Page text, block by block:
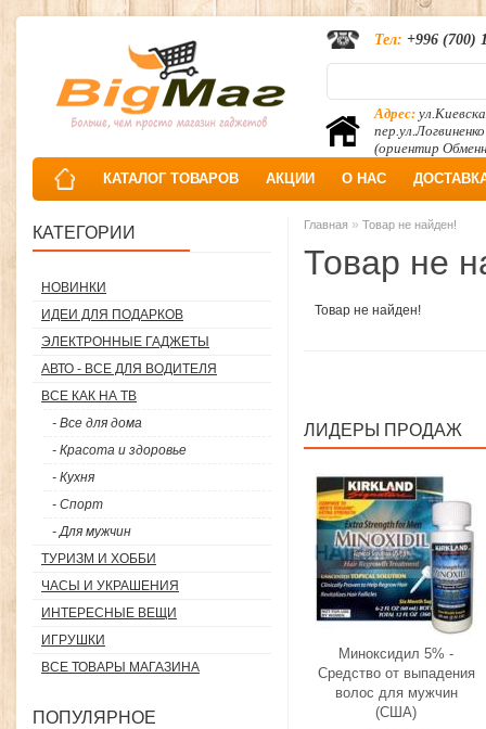
Адрес:
пер.ул.Логвиненко
(ориентир
Тел: +996 (700)
КАТАЛОГ ТОВАРОВ АКЦИИ О НАС
КАТЕГОРИИ
НОВИНКИ
ИДЕИ ДЛЯ ПОДАРКОВ
ЭЛЕКТРОННЫЕ ГАДЖЕТЫ
АВТО - ВСЕ ДЛЯ ВОДИТЕЛЯ
ВСЕ КАК НА ТВ
- Все для дома
- Красота и здоровье
- Кухня
- Спорт
- Для мужчин
ТУРИЗМ И ХОББИ
ЧАСЫ И УКРАШЕНИЯ
ИНТЕРЕСНЫЕ ВЕЩИ
ИГРУШКИ
ВСЕ ТОВАРЫ МАГАЗИНА
ПОПУЛЯРНОЕ
Главная » Товар не найден!
Товар не
Товар не найден!
ЛИДЕРЫ ПРОДАЖ
Миноксидил 5% -
Средство от выпадения
волос для мужчин
(США)